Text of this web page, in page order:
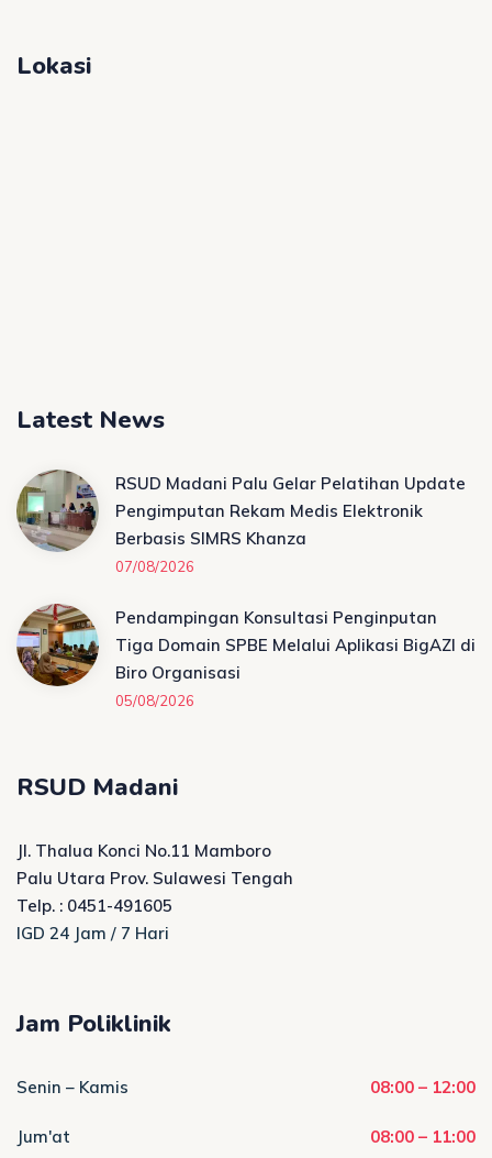
Lokasi
Latest News
RSUD Madani Palu Gelar Pelatihan Update
Pengimputan Rekam Medis Elektronik
Berbasis SIMRS Khanza
07/08/2026
Pendampingan Konsultasi Penginputan
Tiga Domain SPBE Melalui Aplikasi BigAZI di
Biro Organisasi
05/08/2026
RSUD Madani
Jl. Thalua Konci No.11 Mamboro
Palu Utara Prov. Sulawesi Tengah
Telp. : 0451-491605
IGD 24 Jam / 7 Hari
Jam Poliklinik
Senin – Kamis 08:00 – 12:00
Jum'at 08:00 – 11:00